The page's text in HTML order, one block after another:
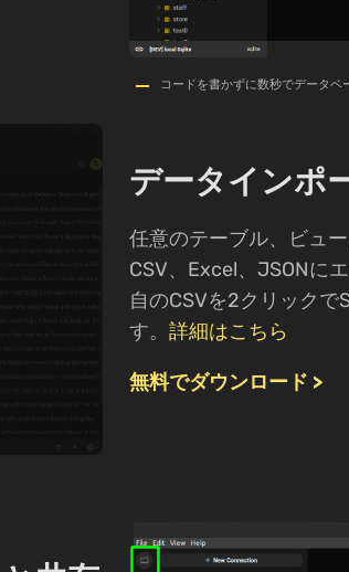
コードを書かずに数秒でデータベ
データインポ
任意のテーブル、ビュ
CSV、Excel、JSONに
自のCSVを2クリックで
す。 詳細はこちら
無料でダウンロード >